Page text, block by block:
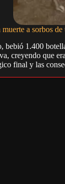
a sorbos
bebió 1.400
creyendo que
final y las